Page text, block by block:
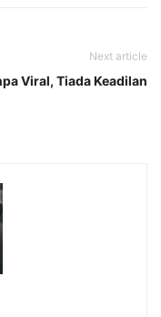
Next article
Viral, Tiada Keadilan